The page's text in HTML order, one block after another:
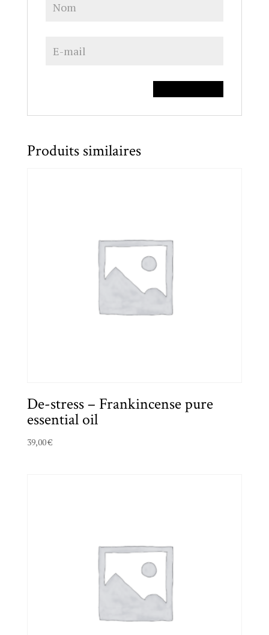
Produits similaires
De-stress – Frankincense pure
essential oil
39,00€